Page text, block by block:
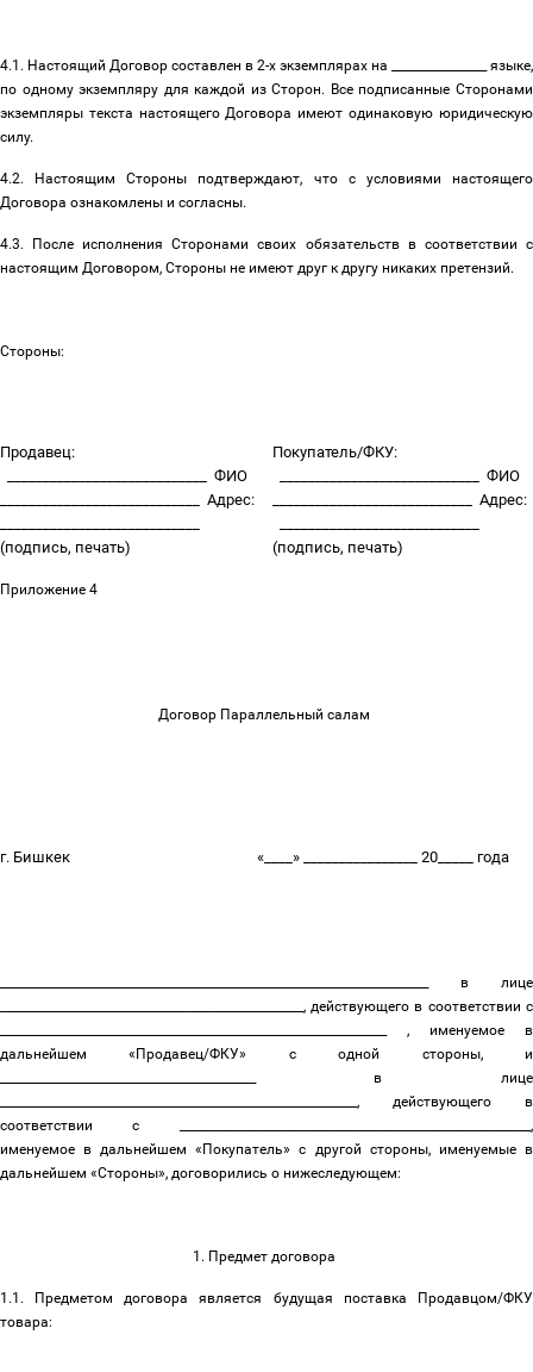
4.1. Настоящий Договор составлен в 2-х экземплярах на ________________ языке,
по одному экземпляру для каждой из Сторон. Все подписанные Сторонами
экземпляры текста настоящего Договора имеют одинаковую юридическую
силу.
4.2. Настоящим Стороны подтверждают, что с условиями настоящего
Договора ознакомлены и согласны.
4.3. После исполнения Сторонами своих обязательств в соответствии с
настоящим Договором, Стороны не имеют друг к другу никаких претензий.
Стороны:
Продавец:
Покупатель/ФКУ:
ФИО
Адрес:
(подпись, печать)
ФИО
Адрес:
(подпись, печать)
Приложение 4
Договор Параллельный салам
г. Бишкек «____» ________________ 20_____ года
________________________________________________________________________ в лице
___________________________________________________, действующего в соответствии с
_________________________________________________________________ , именуемое в
дальнейшем «Продавец/ФКУ» с одной стороны, и
___________________________________________ в лице
____________________________________________________________, действующего в
соответствии с ___________________________________________________________,
именуемое в дальнейшем «Покупатель» с другой стороны, именуемые в
дальнейшем «Стороны», договорились о нижеследующем:
1. Предмет договора
1.1. Предметом договора является будущая поставка Продавцом/ФКУ
товара: